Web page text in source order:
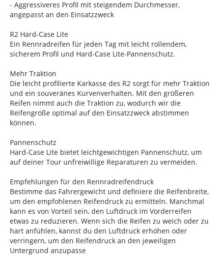
- Aggressiveres Profil mit steigendem Durchmesser,
angepasst an den Einsatzzweck
R2 Hard-Case Lite
Ein Rennradreifen für jeden Tag mit leicht rollendem,
sicherem Profil und Hard-Case Lite-Pannenschutz.
Mehr Traktion
Die leicht profilierte Karkasse des R2 sorgt für mehr Traktion
und ein souveränes Kurvenverhalten. Mit den größeren
Reifen nimmt auch die Traktion zu, wodurch wir die
Reifengröße optimal auf den Einsatzzweck abstimmen
können.
Pannenschutz
Hard-Case Lite bietet leichtgewichtigen Pannenschutz, um
auf deiner Tour unfreiwillige Reparaturen zu vermeiden.
Empfehlungen für den Rennradreifendruck
Bestimme das Fahrergewicht und definiere die Reifenbreite,
um den empfohlenen Reifendruck zu ermitteln. Manchmal
kann es von Vorteil sein, den Luftdruck im Vorderreifen
etwas zu reduzieren. Wenn sich die Reifen zu weich oder zu
hart anfühlen, kannst du den Luftdruck erhöhen oder
verringern, um den Reifendruck an den jeweiligen
Untergrund anzupasse